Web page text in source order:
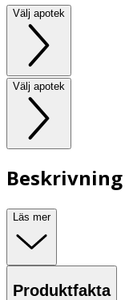
Välj apotek
Välj apotek
Beskrivning
Läs mer
Produktfakta